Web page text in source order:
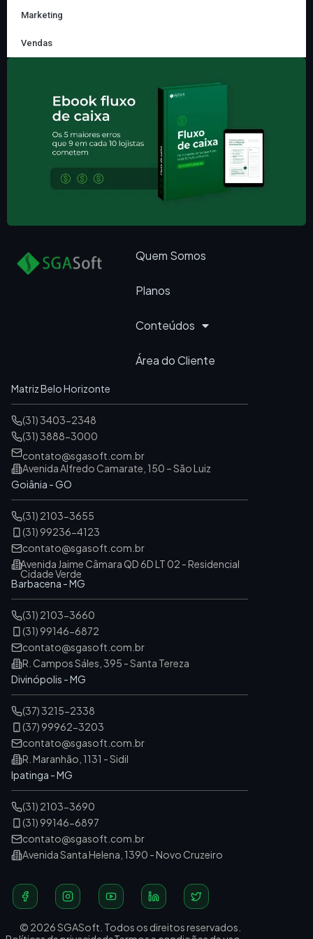
Marketing
Vendas
Quem Somos
Planos
Conteúdos
Área do Cliente
Matriz Belo Horizonte
(31) 3403-2348
(31) 3888-3000
contato@sgasoft.com.br
Avenida Alfredo Camarate, 150 – São Luiz
Goiânia - GO
(31) 2103-3655
(31) 99236-4123
contato@sgasoft.com.br
Avenida Jaime Câmara QD 6D LT 02 - Residencial
Cidade Verde
Barbacena - MG
(31) 2103-3660
(31) 99146-6872
contato@sgasoft.com.br
R. Campos Sáles, 395 - Santa Tereza
Divinópolis - MG
(37) 3215-2338
(37) 99962-3203
contato@sgasoft.com.br
R. Maranhão, 1131 - Sidil
Ipatinga - MG
(31) 2103-3690
(31) 99146-6897
contato@sgasoft.com.br
Avenida Santa Helena, 1390 - Novo Cruzeiro
© 2026 SGASoft. Todos os direitos reservados.